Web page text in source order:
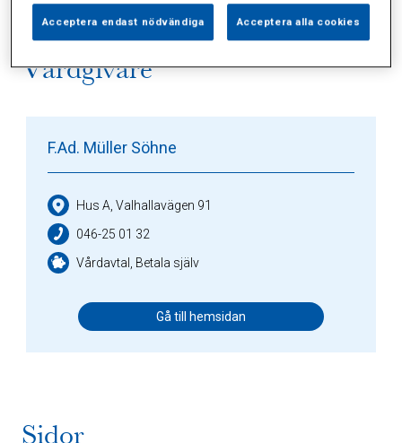
Vårdgivare
F.Ad. Müller Söhne
Hus A, Valhallavägen 91
046-25 01 32
Vårdavtal, Betala själv
Gå till hemsidan
Sidor
Acceptera endast nödvändiga Acceptera alla cookies